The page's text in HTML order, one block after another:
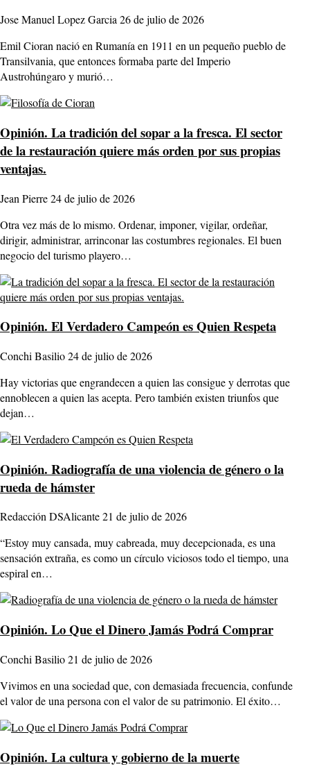
Jose Manuel Lopez Garcia 26 de julio de 2026
Emil Cioran nació en Rumanía en 1911 en un pequeño pueblo de
Transilvania, que entonces formaba parte del Imperio
Austrohúngaro y murió…
Opinión. La tradición del sopar a la fresca. El sector
de la restauración quiere más orden por sus propias
ventajas.
Jean Pierre24 de julio de 2026
Otra vez más de lo mismo. Ordenar, imponer, vigilar, ordeñar,
dirigir, administrar, arrinconar las costumbres regionales. El buen
negocio del turismo playero…
Opinión. El Verdadero Campeón es Quien Respeta
Conchi Basilio24 de julio de 2026
Hay victorias que engrandecen a quien las consigue y derrotas que
ennoblecen a quien las acepta. Pero también existen triunfos que
dejan…
Opinión. Radiografía de una violencia de género o la
rueda de hámster
Redacción DSAlicante21 de julio de 2026
“Estoy muy cansada, muy cabreada, muy decepcionada, es una
sensación extraña, es como un círculo viciosos todo el tiempo, una
espiral en…
Opinión. Lo Que el Dinero Jamás Podrá Comprar
Conchi Basilio21 de julio de 2026
Vivimos en una sociedad que, con demasiada frecuencia, confunde
el valor de una persona con el valor de su patrimonio. El éxito…
Opinión. La cultura y gobierno de la muerte